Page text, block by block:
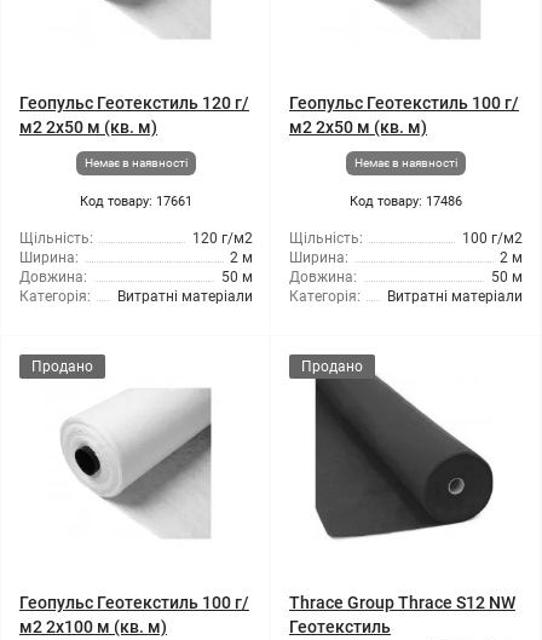
Геопульс Геотекстиль 120 г/
м2 2x50 м (кв. м)
Немає в наявності
Код товару: 17661
Щільність:
120 г/м2
Ширина:
2 м
Довжина:
50 м
Категорія:
Витратні матеріали
Геопульс Геотекстиль 100 г/
м2 2x50 м (кв. м)
Немає в наявності
Код товару: 17486
Щільність:
100 г/м2
Ширина:
2 м
Довжина:
50 м
Категорія:
Витратні матеріали
Продано
Геопульс Геотекстиль 100 г/
м2 2x100 м (кв. м)
Продано
Thrace Group Thrace S12 NW
Геотекстиль